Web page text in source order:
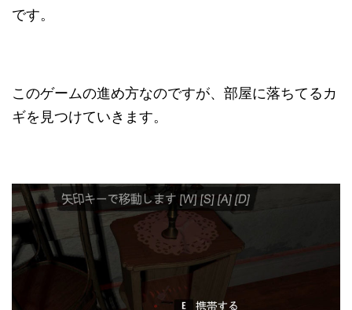
です。
このゲームの進め方なのですが、部屋に落ちてるカ
ギを見つけていきます。